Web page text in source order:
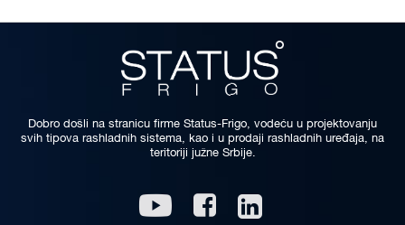
Dobro došli na stranicu firme Status-Frigo, vodeću u projektovanju
svih tipova rashladnih sistema, kao i u prodaji rashladnih uređaja, na
teritoriji južne Srbije.
Youtube Facebook